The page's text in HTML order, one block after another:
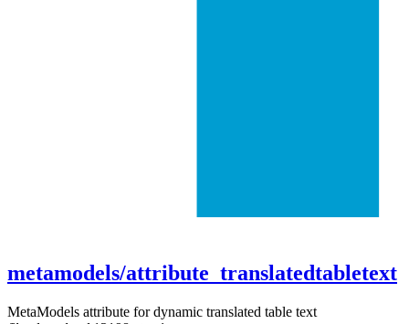
metamodels/attribute_translatedtabletext
MetaModels attribute for dynamic translated table text